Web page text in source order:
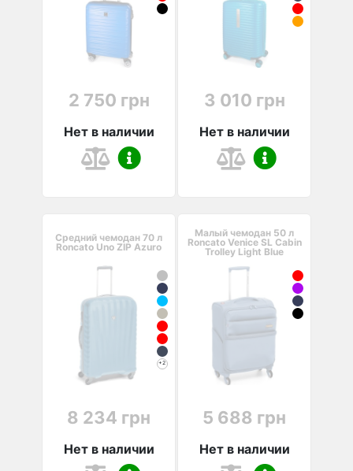
2 750 грн
Нет в наличии
3 010 грн
Нет в наличии
Средний чемодан 70 л
Roncato Uno ZIP Azuro
+2
8 234 грн
Нет в наличии
Малый чемодан 50 л
Roncato Venice SL Cabin
Trolley Light Blue
5 688 грн
Нет в наличии